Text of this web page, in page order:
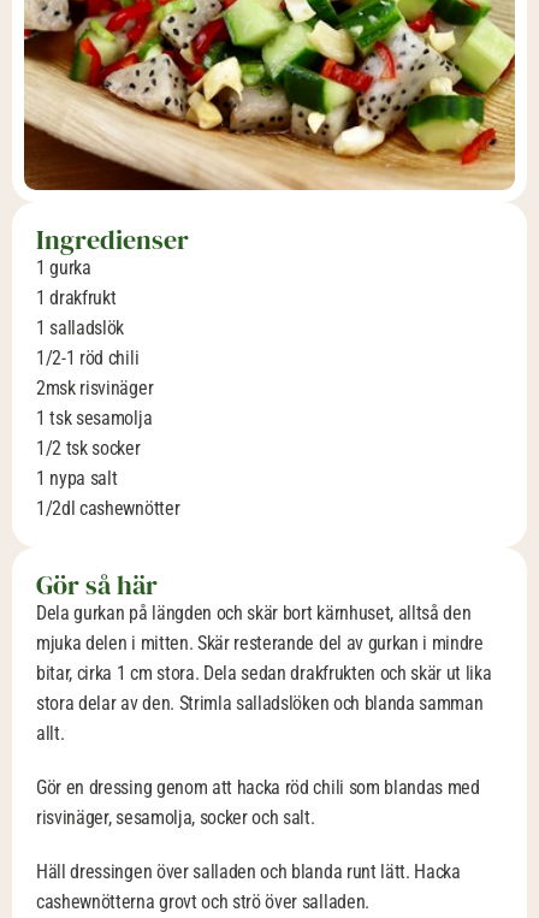
Ingredienser
1 gurka
1 drakfrukt
1 salladslök
1/2-1 röd chili
2msk risvinäger
1 tsk sesamolja
1/2 tsk socker
1 nypa salt
1/2dl cashewnötter
Gör så här
Dela gurkan på längden och skär bort kärnhuset, alltså den
mjuka delen i mitten. Skär resterande del av gurkan i mindre
bitar, cirka 1 cm stora. Dela sedan drakfrukten och skär ut lika
stora delar av den. Strimla salladslöken och blanda samman
allt.
Gör en dressing genom att hacka röd chili som blandas med
risvinäger, sesamolja, socker och salt.
Häll dressingen över salladen och blanda runt lätt. Hacka
cashewnötterna grovt och strö över salladen.